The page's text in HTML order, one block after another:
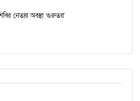
নেতার অবস্থা ‘গুরুতর’